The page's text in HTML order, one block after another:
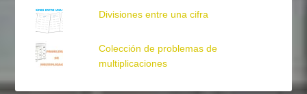
Divisiones entre una cifra
Colección de problemas de
multiplicaciones